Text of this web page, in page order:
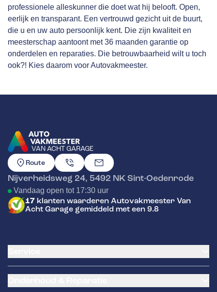
professionele alleskunner die doet wat hij belooft. Open,
eerlijk en transparant. Een vertrouwd gezicht uit de buurt,
die u en uw auto persoonlijk kent. Die zijn kwaliteit en
meesterschap aantoont met36 maanden garantie op
onderdelen en reparaties. Die betrouwbaarheid wilt u toch
ook?! Kies daarom voor Autovakmeester.
VAN ACHT GARAGE
GA NAAR DE HOMEPAGINA
Route
Nijverheidsweg 24, 5492 NKSint-Oedenrode
Vandaag open tot 17:30 uur
17 klanten waarderen Autovakmeester Van
Acht Garage gemiddeld met een 9.8